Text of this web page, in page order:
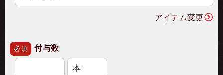
アイテム変更
必須 付与数